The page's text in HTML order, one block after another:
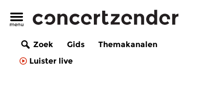
Zoek Gids
Themakanalen
Luister live